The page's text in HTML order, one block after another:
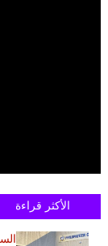
الأكثر قراءة